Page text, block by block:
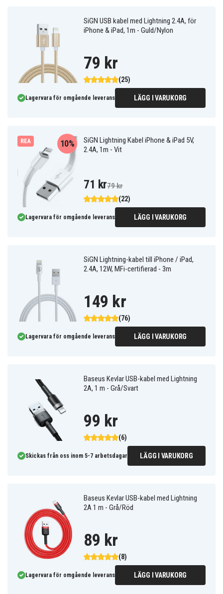
SiGN USB kabel med Lightning 2.4A, för
iPhone & iPad, 1m - Guld/Nylon
(25)
79 kr
Lagervara för omgående leverans LÄGG I VARUKORG
REA
SiGN Lightning Kabel iPhone & iPad 5V,
2.4A, 1m - Vit
(22)
10%
71 kr79 kr
Lagervara för omgående leverans LÄGG I VARUKORG
SiGN Lightning-kabel till iPhone / iPad,
2.4A, 12W, MFi-certifierad - 3m
(76)
149 kr
Lagervara för omgående leverans LÄGG I VARUKORG
Baseus Kevlar USB-kabel med Lightning
2A, 1 m - Grå/Svart
(6)
99 kr
Skickas från oss inom 5-7 arbetsdagar LÄGG I VARUKORG
Baseus Kevlar USB-kabel med Lightning
2A 1 m - Grå/Röd
(8)
89 kr
Lagervara för omgående leverans LÄGG I VARUKORG